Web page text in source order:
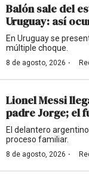
Balón sale del
Uruguay: así
En Uruguay se
múltiple choque.
8 de agosto, 2026 ·
Lionel Messi
padre Jorge; el
El delantero
proceso familiar.
8 de agosto, 2026 ·